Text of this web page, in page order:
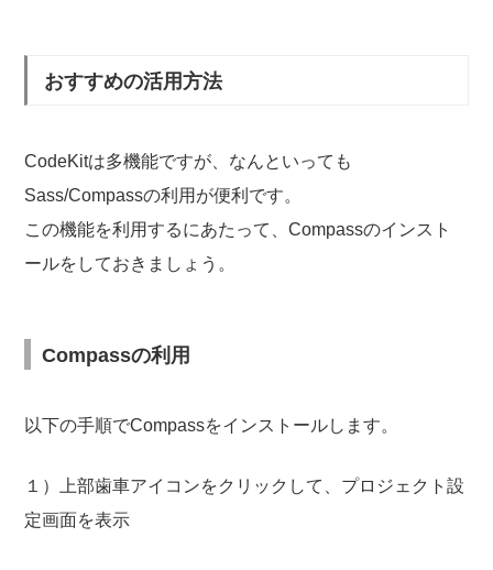
おすすめの活用方法
CodeKitは多機能ですが、なんといっても
Sass/Compassの利用が便利です。
この機能を利用するにあたって、Compassのインスト
ールをしておきましょう。
Compassの利用
以下の手順でCompassをインストールします。
１）上部歯車アイコンをクリックして、プロジェクト設
定画面を表示